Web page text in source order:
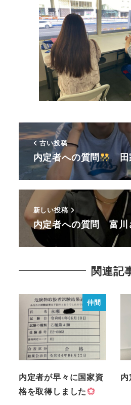
古い投稿
内定者への質問 田
新しい投稿
内定者への質問 富川
関連記
仲間
内定者が早々に国家資
格を取得しました